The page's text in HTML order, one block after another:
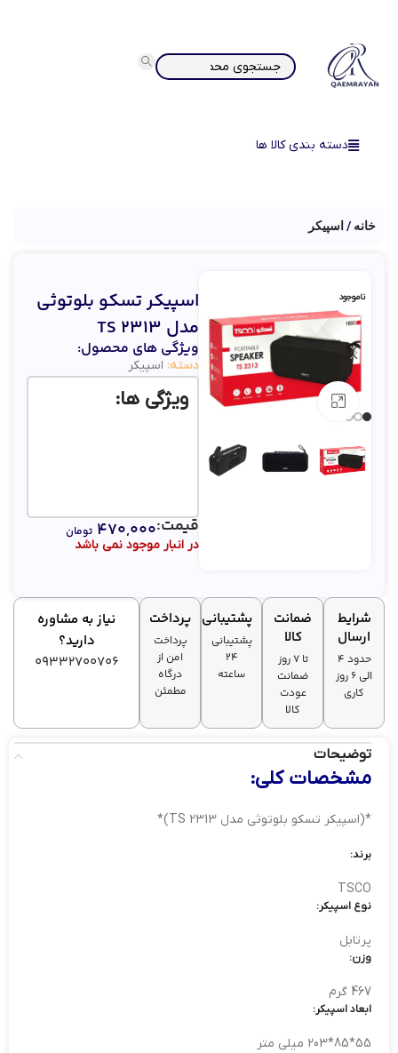
دسته بندی کالا ها
خانه اسپیکر
ناموجود
بزرگنمایی تصویر
اسپیکر تسکو بلوتوثی
مدل TS 2313
ویژگی های محصول:
دسته: اسپیکر
ویژگی ها:
در انبار موجود نمی باشد
قیمت:۴۷۰,۰۰۰ تومان
شرایط
ارسال
حدود 4
الی 6 روز
کاری
ضمانت
کالا
تا ۷ روز
ضمانت
عودت
کالا
پشتیبانی
پشتیبانی
۲۴
ساعته
پرداخت
پرداخت
امن از
درگاه
مطمئن
نیاز به مشاوره
دارید؟
09332700706
توضیحات
مشخصات کلی:
*(اسپیکر تسکو بلوتوثی مدل TS 2313)*
برند:
TSCO
نوع اسپیکر:
پرتابل
وزن:
467 گرم
ابعاد اسپیکر:
55*85*203 میلی متر